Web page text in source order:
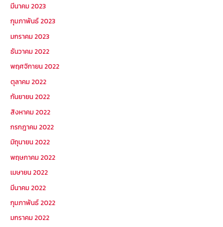
มีนาคม 2023
กุมภาพันธ์ 2023
มกราคม 2023
ธันวาคม 2022
พฤศจิกายน 2022
ตุลาคม 2022
กันยายน 2022
สิงหาคม 2022
กรกฎาคม 2022
มิถุนายน 2022
พฤษภาคม 2022
เมษายน 2022
มีนาคม 2022
กุมภาพันธ์ 2022
มกราคม 2022